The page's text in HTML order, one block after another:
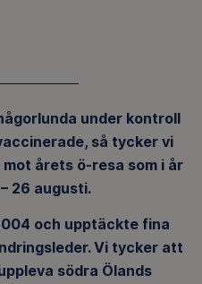
under kontroll
så tycker vi
årets ö-resa som i år
26 augusti.
och upptäckte fina
Vi tycker att
södra Ölands